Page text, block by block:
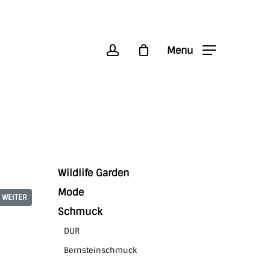
Menu
WEITER
Wildlife Garden
Mode
Schmuck
DUR
Bernsteinschmuck